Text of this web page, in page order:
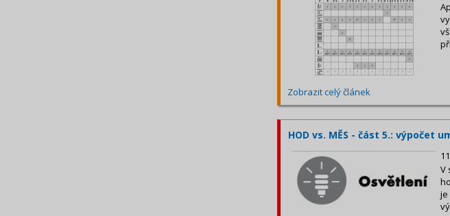
Zobrazit celý článek
HOD vs. MĚS - část 5.: výpočet
V
je